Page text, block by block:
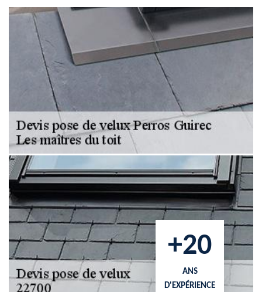
+20
ANS
D'EXPÉRIENCE